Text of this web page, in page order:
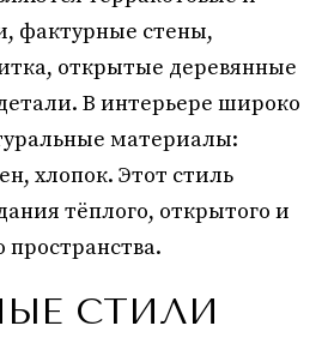
фактурные стены,
открытые деревянные
В интерьере широко
материалы:
хлопок. Этот стиль
тёплого, открытого и
СТИЛИ